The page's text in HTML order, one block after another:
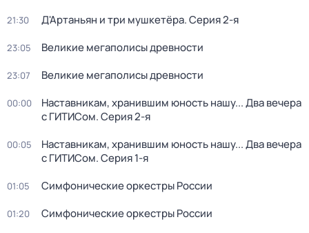
21:30 Д'Артаньян и три мушкетёра. Серия 2-я
23:05 Великие мегаполисы древности
23:07 Великие мегаполисы древности
00:00
Наставникам, хранившим юность нашу... Два вечера
с ГИТИСом. Серия 2-я
00:05
Наставникам, хранившим юность нашу... Два вечера
с ГИТИСом. Серия 1-я
01:05 Симфонические оркестры России
01:20 Симфонические оркестры России